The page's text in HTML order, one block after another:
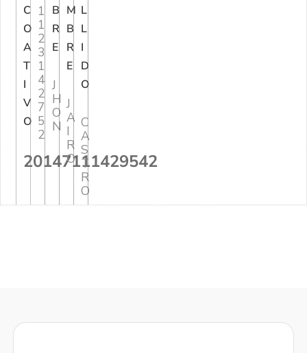
C
O
A
T
I
V
O
20147111429542
1
1
2
3
1
4
2
7
5
2
B
R
E
J
H
O
N
M
B
R
E
J
A
I
R
O
L
L
I
D
O
C
A
S
T
R
O